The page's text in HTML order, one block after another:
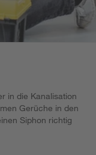
in die Kanalisation
Gerüche in den
Siphon richtig